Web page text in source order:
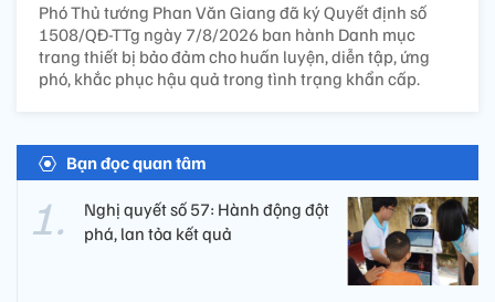
Phó Thủ tướng Phan Văn Giang đã ký Quyết định số
1508/QĐ-TTg ngày 7/8/2026 ban hành Danh mục
trang thiết bị bảo đảm cho huấn luyện, diễn tập, ứng
phó, khắc phục hậu quả trong tình trạng khẩn cấp.
Bạn đọc quan tâm
Nghị quyết số 57: Hành động đột
phá, lan tỏa kết quả